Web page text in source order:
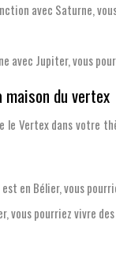
avec Saturne,
avec Jupiter, vous
maison du vertex
le Vertex dans votre
en Bélier, vous
vous pourriez vivre